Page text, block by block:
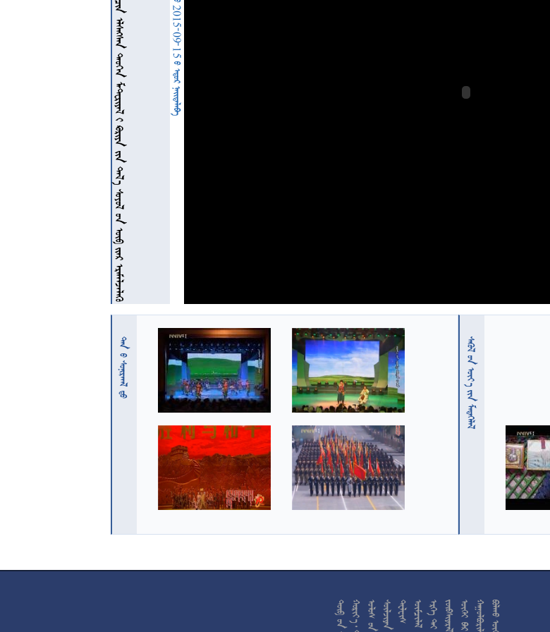

































































































    
